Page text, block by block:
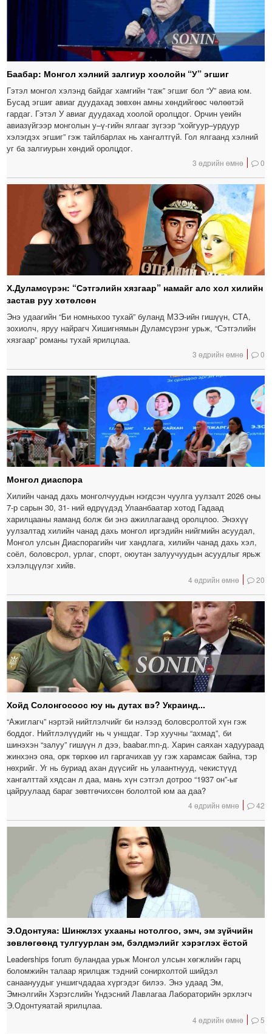
Баабар: Монгол хэлний залгиур хоолойн “У” эгшиг
Гэтэл монгол хэлэнд байдаг хамгийн “гаж” эгшиг бол “У” авиа юм.
Бусад эгшиг авиаг дуудахад зөвхөн амны хөндийгөөс чөлөөтэй
гардаг. Гэтэл У авиаг дуудахад хоолой оролцдог. Орчин үеийн
авиазүйгээр монголын у–ү-гийн ялгааг зүгээр “хойгуур–урдуур
хэлэгдэх эгшиг” гэж тайлбарлах нь хангалтгүй. Гол ялгаанд хэлний
уг ба залгиурын хөндий оролцдог.
3 өдрийн өмнө 0
Х.Дуламсүрэн: “Сэтгэлийн хязгаар” намайг алс хол хилийн
застав руу хөтөлсөн
Энэ удаагийн “Би номныхоо тухай” буланд МЗЭ-ийн гишүүн, СТА,
зохиолч, яруу найрагч Хишигнямын Дуламсүрэнг урьж, “Сэтгэлийн
хязгаар” романы тухай ярилцлаа.
3 өдрийн өмнө 0
Монгол диаспора
Хилийн чанад дахь монголчуудын нэгдсэн чуулга уулзалт 2026 оны
7-р сарын 30, 31- ний өдрүүдэд Улаанбаатар хотод Гадаад
харилцааны яаманд болж би энэ ажиллагаанд оролцлоо. Энэхүү
уулзалтад хилийн чанад дахь монгол иргэдийн нийгмийн асуудал,
Монгол улсын Диаспорагийн чиг хандлага, хилийн чанад дахь хэл,
соёл, боловсрол, урлаг, спорт, оюутан залуучуудын асуудлыг ярьж
хэлэлцүүлэг хийв.
4 өдрийн өмнө 20
Хойд Солонгосоос юу нь дутах вэ? Украинд...
“Ажиглагч” нэртэй нийтлэлчийг би нэлээд боловсролтой хүн гэж
боддог. Нийтлэлүүдийг нь ч уншдаг. Тэр хуучны “ахмад”, би
шинэхэн “залуу” гишүүн л дээ, baabar.mn-д. Харин саяхан хадуураад
жинхэнэ ояа, орк төрхөө ил гаргачихав уу гэж харамсаж байна, тэр
нөхрийг. Уг нь буриад ахан дүүсийг нь улаантнууд, чекистүүд
хангалттай хядсан л даа, мань хүн сэтгэл дотроо “1937 он”-ыг
цайруулаад бараг зөвтгөчихсөн бололтой юм аа даа?
4 өдрийн өмнө 42
Э.Одонтуяа: Шинжлэх ухааны нотолгоо, эмч, эм зүйчийн
зөвлөгөөнд тулгуурлан эм, бэлдмэлийг хэрэглэх ёстой
Leaderships forum буландаа урьж Монгол улсын хөгжлийн гарц
боломжийн талаар ярилцаж тэдний сонирхолтой шийдэл
санаануудыг уншигчдадаа хүргэдэг билээ. Энэ удаад Эм,
Эмнэлгийн Хэрэгслийн Үндэсний Лавлагаа Лабораторийн эрхлэгч
Э.Одонтуяатай ярилцлаа.
4 өдрийн өмнө 5